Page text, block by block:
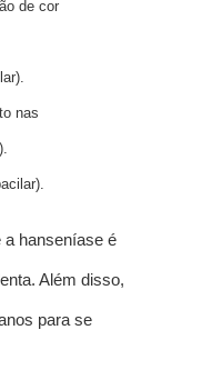
de cor
nas
a hanseníase é
Além disso,
para se